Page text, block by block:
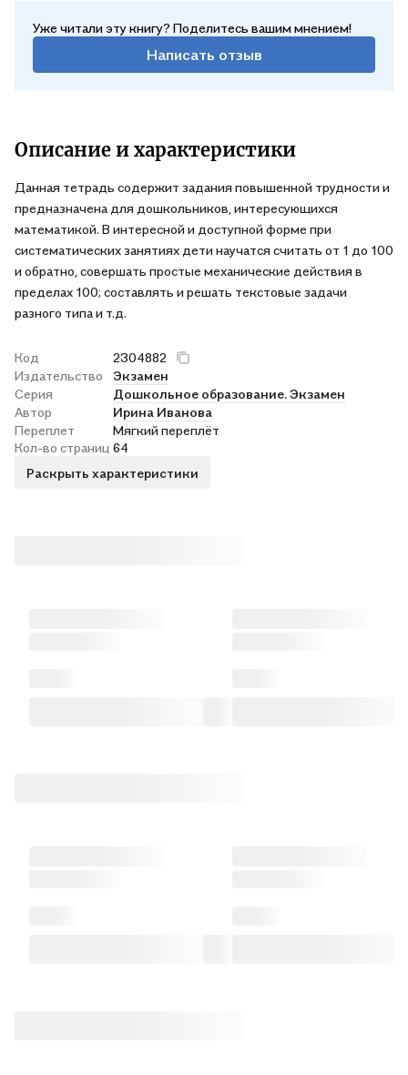
Уже читали эту книгу? Поделитесь вашим мнением!
Написать отзыв
Описание и характеристики
Данная тетрадь содержит задания повышенной трудности и
предназначена для дошкольников, интересующихся
математикой. В интересной и доступной форме при
систематических занятиях дети научатся считать от 1 до 100
и обратно, совершать простые механические действия в
пределах 100; составлять и решать текстовые задачи
разного типа и т.д.
Код
2304882
Издательство
Экзамен
Серия
Дошкольное образование. Экзамен
Автор
Ирина Иванова
Переплет
Мягкий переплёт
Кол-во страниц 64
Раскрыть характеристики